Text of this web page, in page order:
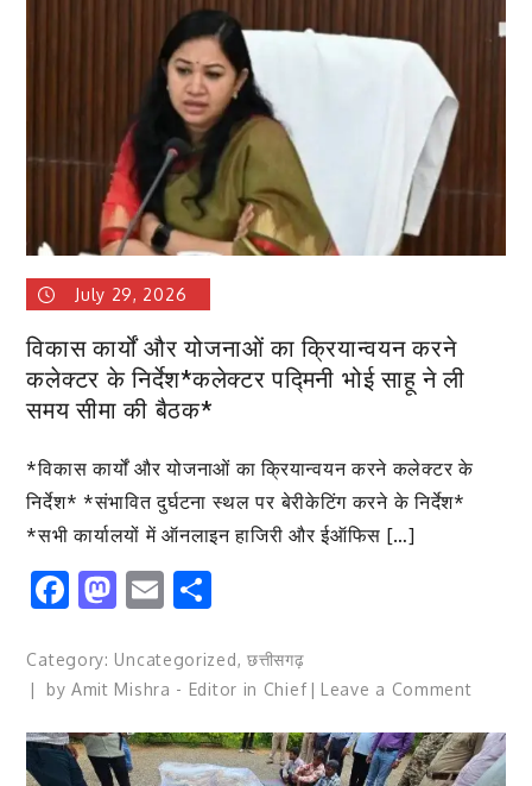
July 29, 2026
विकास कार्यों और योजनाओं का क्रियान्वयन करने
कलेक्टर के निर्देश*कलेक्टर पद्मिनी भोई साहू ने ली
समय सीमा की बैठक*
*विकास कार्यों और योजनाओं का क्रियान्वयन करने कलेक्टर के
निर्देश* *संभावित दुर्घटना स्थल पर बेरीकेटिंग करने के निर्देश*
*सभी कार्यालयों में ऑनलाइन हाजिरी और ईऑफिस […]
Facebook
Mastodon
Email
Category: Uncategorized, छत्तीसगढ़
by Amit Mishra - Editor in Chief Leave a Commenton
कार्यों
और